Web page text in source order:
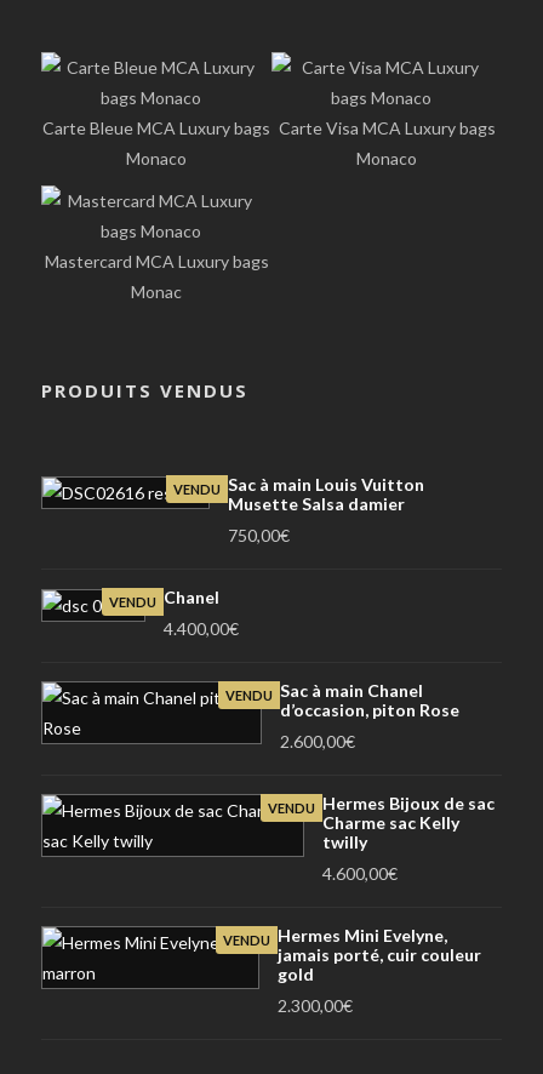
Carte Bleue MCA Luxury bags
Monaco
Carte Visa MCA Luxury bags
Monaco
Mastercard MCA Luxury bags
Monac
PRODUITS VENDUS
VENDU Sac à main Louis Vuitton
Musette Salsa damier
750,00€
VENDU
Chanel
4.400,00€
VENDU Sac à main Chanel
d’occasion, piton Rose
2.600,00€
VENDU
Hermes Bijoux de sac
Charme sac Kelly
twilly
4.600,00€
VENDU
Hermes Mini Evelyne,
jamais porté, cuir couleur
gold
2.300,00€